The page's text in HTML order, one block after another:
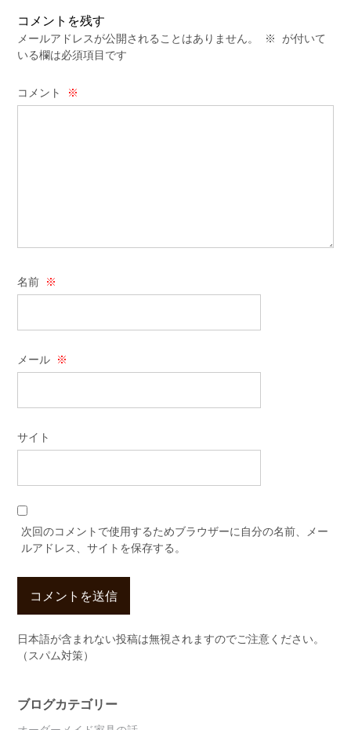
コメントを残す
メールアドレスが公開されることはありません。 ※
が付いて
いる欄は必須項目です
コメント ※
名前 ※
メール ※
サイト
次回のコメントで使用するためブラウザーに自分の名前、メー
ルアドレス、サイトを保存する。
日本語が含まれない投稿は無視されますのでご注意ください。
（スパム対策）
ブログカテゴリー